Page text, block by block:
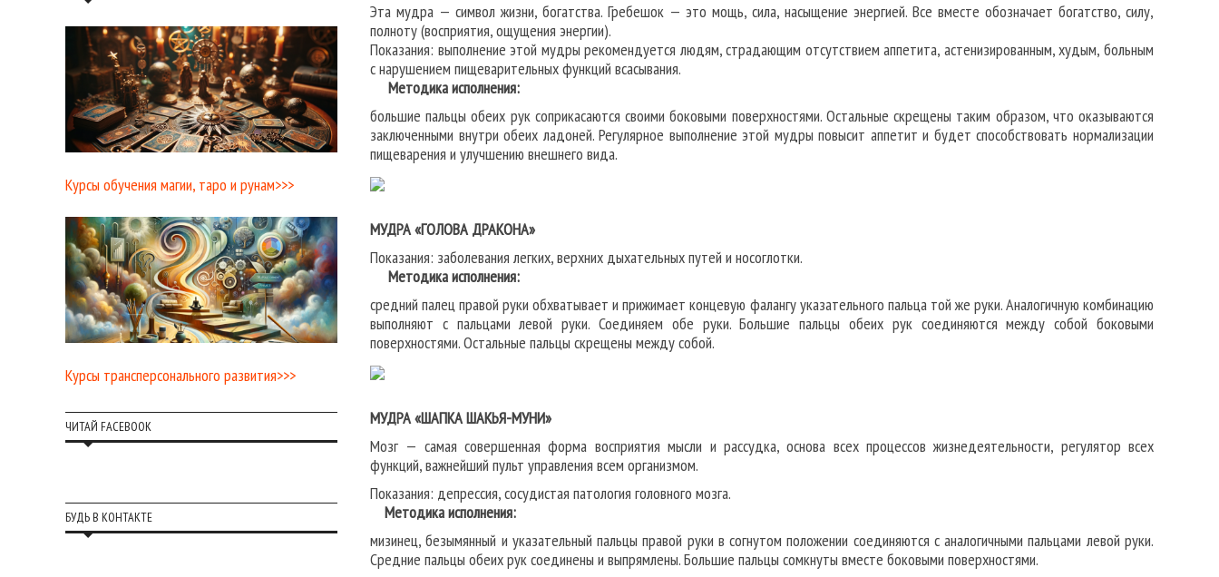
Эта мудра — символ жизни, богатства. Гребешок — это мощь, сила, насыщение энергией. Все вместе обозначает богатство, силу,
полноту (восприятия, ощущения энергии).
Показания: выполнение этой мудры рекомендуется людям, страдающим отсутствием аппетита, астенизированным, худым, больным
с нарушением пищеварительных функций всасывания.
Методика исполнения:
большие пальцы обеих рук соприкасаются своими боковыми поверхностями. Остальные скрещены таким образом, что оказываются
заключенными внутри обеих ладоней. Регулярное выполнение этой мудры повысит аппетит и будет способствовать нормализации
пищеварения и улучшению внешнего вида.
МУДРА «ГОЛОВА ДРАКОНА»
Показания: заболевания легких, верхних дыхательных путей и носоглотки.
Методика исполнения:
средний палец правой руки обхватывает и прижимает концевую фалангу указательного пальца той же руки. Аналогичную комбинацию
выполняют с пальцами левой руки. Соединяем обе руки. Большие пальцы обеих рук соединяются между собой боковыми
поверхностями. Остальные пальцы скрещены между собой.
МУДРА «ШАПКА ШАКЬЯ-МУНИ»
Мозг — самая совершенная форма восприятия мысли и рассудка, основа всех процессов жизнедеятельности, регулятор всех
функций, важнейший пульт управления всем организмом.
Показания: депрессия, сосудистая патология головного мозга.
Методика исполнения:
мизинец, безымянный и указательный пальцы правой руки в согнутом положении соединяются с аналогичными пальцами левой руки.
Средние пальцы обеих рук соединены и выпрямлены. Большие пальцы сомкнуты вместе боковыми поверхностями.
Курсы обучения магии, таро и рунам>>>
Курсы трансперсонального развития>>>
ЧИТАЙ FACEBOOK
БУДЬ В КОНТАКТЕ